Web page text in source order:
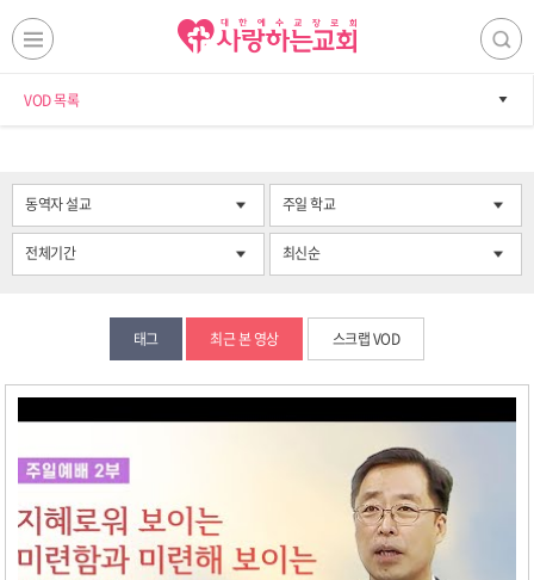
VOD 목록
동역자 설교 주일 학교
전체기간 최신순
태그 최근 본 영상 스크랩 VOD